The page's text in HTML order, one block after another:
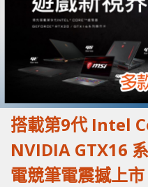
搭載第9代 Intel
NVIDIA GTX16
電競筆電震撼上市